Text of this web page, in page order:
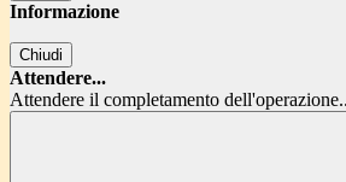
Informazione
Chiudi
Attendere...
Attendere il completamento